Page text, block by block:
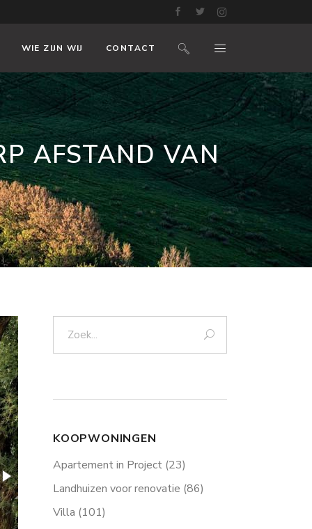
WIE ZIJN WIJ CONTACT
AFSTAND VAN
KOOPWONINGEN
Apartement in Project (23)
Landhuizen voor renovatie (86)
Villa (101)